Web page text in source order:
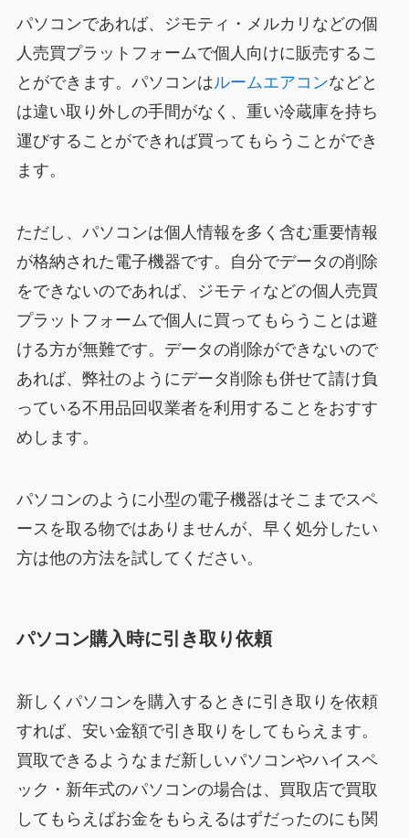
パソコンであれば、ジモティ・メルカリなどの個
人売買プラットフォームで個人向けに販売するこ
とができます。パソコンはルームエアコンなどと
は違い取り外しの手間がなく、重い冷蔵庫を持ち
運びすることができれば買ってもらうことができ
ます。
ただし、パソコンは個人情報を多く含む重要情報
が格納された電子機器です。自分でデータの削除
をできないのであれば、ジモティなどの個人売買
プラットフォームで個人に買ってもらうことは避
ける方が無難です。データの削除ができないので
あれば、弊社のようにデータ削除も併せて請け負
っている不用品回収業者を利用することをおすす
めします。
パソコンのように小型の電子機器はそこまでスペ
ースを取る物ではありませんが、早く処分したい
方は他の方法を試してください。
パソコン購入時に引き取り依頼
新しくパソコンを購入するときに引き取りを依頼
すれば、安い金額で引き取りをしてもらえます。
買取できるようなまだ新しいパソコンやハイスペ
ック・新年式のパソコンの場合は、買取店で買取
してもらえばお金をもらえるはずだったのにも関